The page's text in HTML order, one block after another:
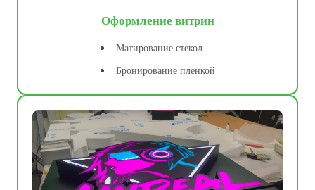
Оформление витрин
Матирование стекол
Бронирование пленкой